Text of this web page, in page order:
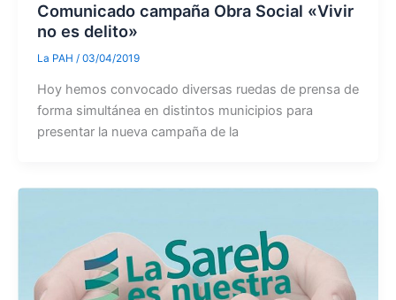
Comunicado campaña Obra Social «Vivir
no es delito»
La PAH / 03/04/2019
Hoy hemos convocado diversas ruedas de prensa de
forma simultánea en distintos municipios para
presentar la nueva campaña de la